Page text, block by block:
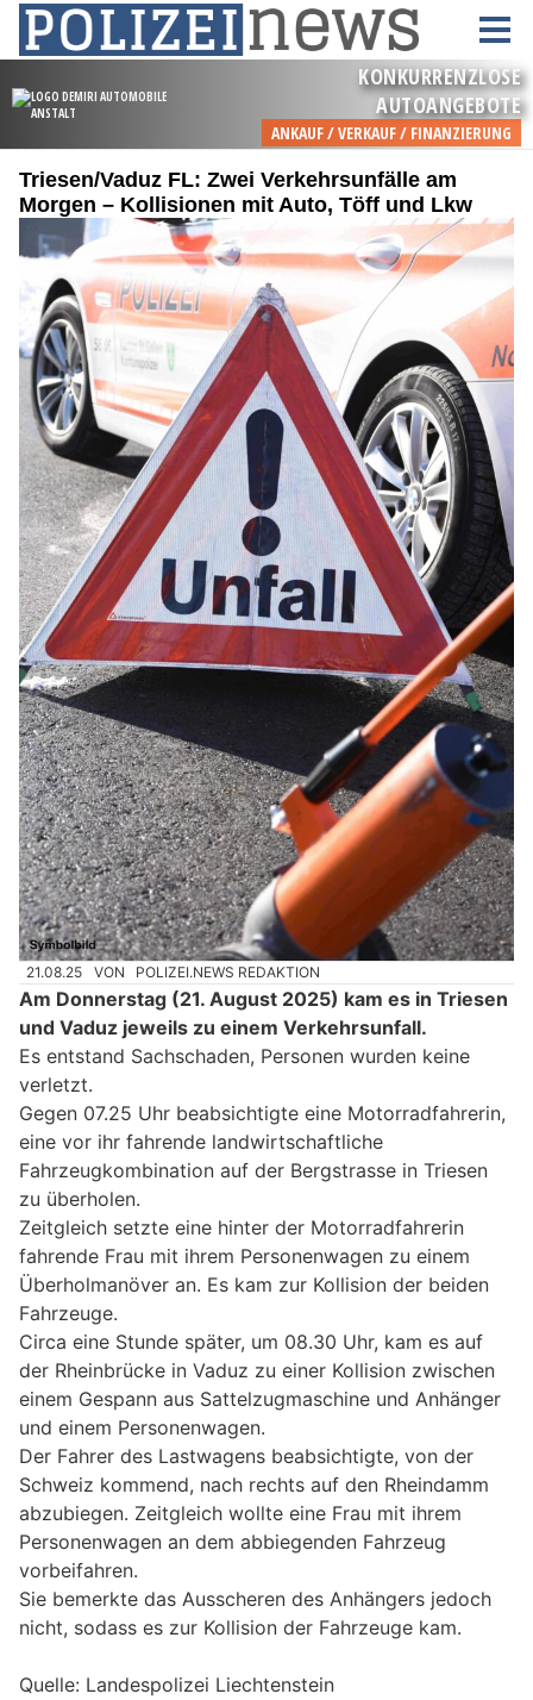
Triesen/Vaduz FL: Zwei Verkehrsunfälle am
Morgen – Kollisionen mit Auto, Töff und Lkw
21.08.25 VON POLIZEI.NEWS REDAKTION
Am Donnerstag (21. August 2025) kam es in Triesen
und Vaduz jeweils zu einem Verkehrsunfall.
Es entstand Sachschaden, Personen wurden keine
verletzt.
Gegen 07.25 Uhr beabsichtigte eine Motorradfahrerin,
eine vor ihr fahrende landwirtschaftliche
Fahrzeugkombination auf der Bergstrasse in Triesen
zu überholen.
Zeitgleich setzte eine hinter der Motorradfahrerin
fahrende Frau mit ihrem Personenwagen zu einem
Überholmanöver an. Es kam zur Kollision der beiden
Fahrzeuge.
Circa eine Stunde später, um 08.30 Uhr, kam es auf
der Rheinbrücke in Vaduz zu einer Kollision zwischen
einem Gespann aus Sattelzugmaschine und Anhänger
und einem Personenwagen.
Der Fahrer des Lastwagens beabsichtigte, von der
Schweiz kommend, nach rechts auf den Rheindamm
abzubiegen. Zeitgleich wollte eine Frau mit ihrem
Personenwagen an dem abbiegenden Fahrzeug
vorbeifahren.
Sie bemerkte das Ausscheren des Anhängers jedoch
nicht, sodass es zur Kollision der Fahrzeuge kam.
Quelle: Landespolizei Liechtenstein